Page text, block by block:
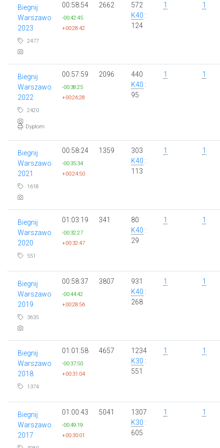
Biegnij
Warszawo
2023
2477
00:58:54
-00:42:45
+00:28:42
2662
572
K40 :
124
1 1
Biegnij
Warszawo
2022
2420
Dyplom
00:57:59
-00:38:25
+00:26:28
2096
440
K40 :
95
1 1
Biegnij
Warszawo
2021
1618
00:58:24
-00:35:34
+00:24:50
1359
303
K40 :
113
1 1
Biegnij
Warszawo
2020
551
01:03:19
-00:32:27
+00:32:47
341
80
K40 :
29
1 1
Biegnij
Warszawo
2019
3635
00:58:37
-00:44:42
+00:28:56
3807
931
K40 :
268
1 1
Biegnij
Warszawo
2018
1374
01:01:58
-00:37:50
+00:31:04
4657
1234
K30 :
551
1 1
Biegnij
Warszawo
2017
01:00:43
-00:49:19
+00:30:01
5041
1307
K30 :
605
1 1